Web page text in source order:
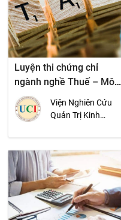
Luyện thi chứng chỉ
ngành nghề Thuế – Môn
Kế toán
Viện Nghiên Cứu
Quản Trị Kinh